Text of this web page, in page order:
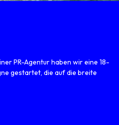
PR-Agentur haben wir eine 18-
gestartet, die auf die breite